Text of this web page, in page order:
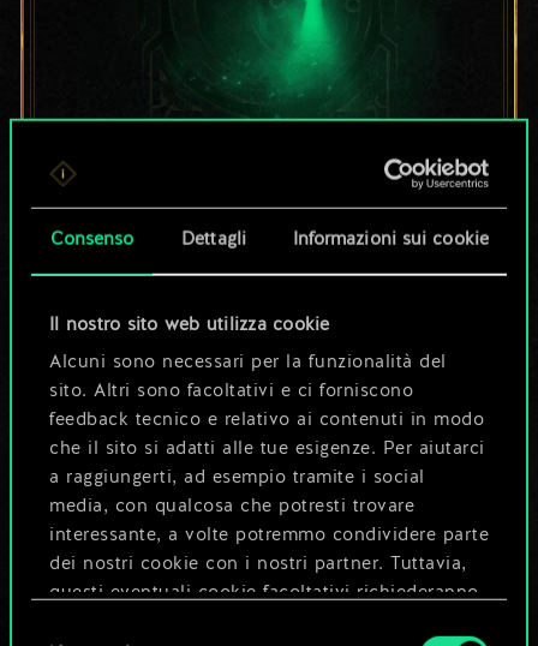
Consenso Dettagli Informazioni sui cookie
Il nostro sito web utilizza cookie
Alcuni sono necessari per la funzionalità del
sito. Altri sono facoltativi e ci forniscono
feedback tecnico e relativo ai contenuti in modo
che il sito si adatti alle tue esigenze. Per aiutarci
a raggiungerti, ad esempio tramite i social
media, con qualcosa che potresti trovare
interessante, a volte potremmo condividere parte
dei nostri cookie con i nostri partner. Tuttavia,
questi eventuali cookie facoltativi richiederanno
Per ora, è solo un
set di carte
Ma può diventare
molto altro!
guida
Modifica mazzo